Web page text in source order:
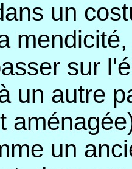
un
sur
un autre
un